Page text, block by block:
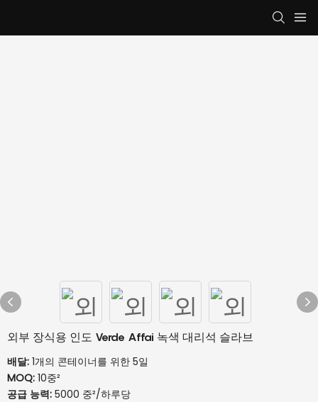
외부 장식용 인도 Verde Affai 녹색 대리석 슬라브
배달: 1개의 콘테이너를 위한 5일
MOQ: 10중²
공급 능력: 5000 중²/하루당